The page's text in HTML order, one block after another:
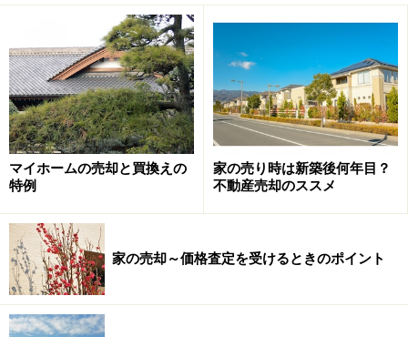
マイホームの売却と買換えの
特例
家の売り時は新築後何年目？
不動産売却のススメ
家の売却～価格査定を受けるときのポイント